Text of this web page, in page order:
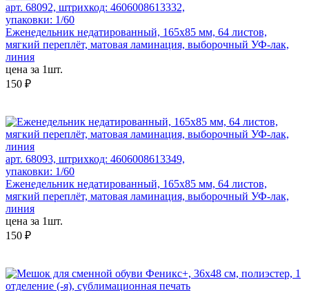
арт. 68092, штрихкод: 4606008613332,
упаковки: 1/60
Еженедельник недатированный, 165х85 мм, 64 листов,
мягкий переплёт, матовая ламинация, выборочный УФ-лак,
линия
цена за 1шт.
150 ₽
арт. 68093, штрихкод: 4606008613349,
упаковки: 1/60
Еженедельник недатированный, 165х85 мм, 64 листов,
мягкий переплёт, матовая ламинация, выборочный УФ-лак,
линия
цена за 1шт.
150 ₽